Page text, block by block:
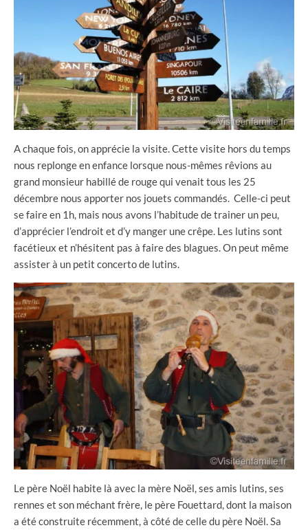
A chaque fois, on apprécie la visite. Cette visite hors du temps
nous replonge en enfance lorsque nous-mêmes rêvions au
grand monsieur habillé de rouge qui venait tous les 25
décembre nous apporter nos jouets commandés. Celle-ci peut
se faire en 1h, mais nous avons l’habitude de trainer un peu,
d’apprécier l’endroit et d’y manger une crêpe. Les lutins sont
facétieux et n’hésitent pas à faire des blagues. On peut même
assister à un petit concerto de lutins.
Le père Noël habite là avec la mère Noël, ses amis lutins, ses
rennes et son méchant frère, le père Fouettard, dont la maison
a été construite récemment, à côté de celle du père Noël. Sa